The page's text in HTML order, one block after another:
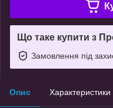
Що таке купити з
Замовлення під
Опис Характеристики